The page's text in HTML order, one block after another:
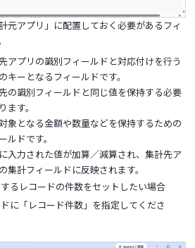
元アプリ」に配置しておく必要があるフィ
アプリの識別フィールドと対応付けを行う
キーとなるフィールドです。
の識別フィールドと同じ値を保持する必要
ます。
象となる金額や数量などを保持するための
ルドです。
入力された値が加算／減算され、集計先ア
集計フィールドに反映されます。
るレコードの件数をセットしたい場合
に「レコード件数」を指定してくださ